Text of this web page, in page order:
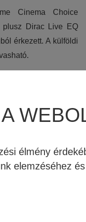
Cinema Choice
plusz Dirac Live EQ
érkezett. A külföldi
Arcam legfrissebb
hogy inkább úgy
hifi készülékei által
élmény
elemzéséhez